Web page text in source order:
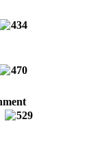
434
470
529